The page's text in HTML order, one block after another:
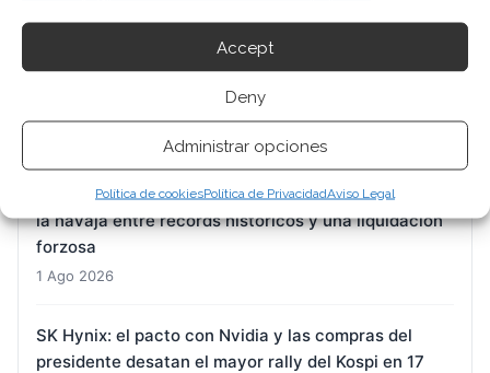
Accept
Deny
Administrar opciones
Política de cookiesPolítica de PrivacidadAviso Legal
ARTÍCULOS RECIENTES
Micron: el gigante de la memoria que baila al filo de
la navaja entre récords históricos y una liquidación
forzosa
1 Ago 2026
SK Hynix: el pacto con Nvidia y las compras del
presidente desatan el mayor rally del Kospi en 17